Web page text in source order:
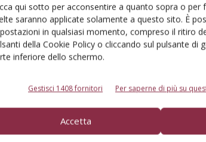
qui sotto per acconsentire a quanto sopra o per
saranno applicate solamente a questo sito. È
in qualsiasi momento, compreso il ritiro
della Cookie Policy o cliccando sul pulsante di
inferiore dello schermo.
Gestisci 1408 fornitori Per saperne di più su
Accetta